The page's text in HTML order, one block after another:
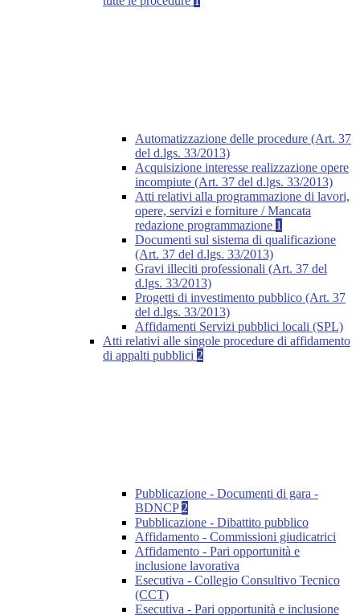
Automatizzazione delle procedure (Art. 37
del d.lgs. 33/2013)
Acquisizione interesse realizzazione opere
incompiute (Art. 37 del d.lgs. 33/2013)
Atti relativi alla programmazione di lavori,
opere, servizi e forniture / Mancata
redazione programmazione 1
Documenti sul sistema di qualificazione
(Art. 37 del d.lgs. 33/2013)
Gravi illeciti professionali (Art. 37 del
d.lgs. 33/2013)
Progetti di investimento pubblico (Art. 37
del d.lgs. 33/2013)
Affidamenti Servizi pubblici locali (SPL)
Atti relativi alle singole procedure di affidamento
di appalti pubblici 2
Pubblicazione - Documenti di gara -
BDNCP 2
Pubblicazione - Dibattito pubblico
Affidamento - Commissioni giudicatrici
Affidamento - Pari opportunità e
inclusione lavorativa
Esecutiva - Collegio Consultivo Tecnico
(CCT)
Esecutiva - Pari opportunità e inclusione